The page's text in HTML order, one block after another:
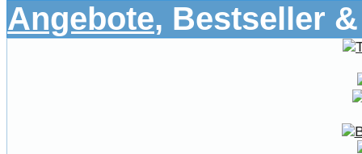
Angebote, Bestseller